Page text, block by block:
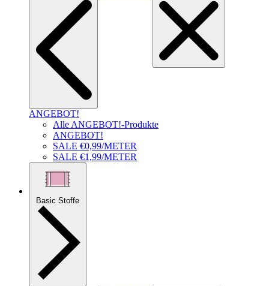
ANGEBOT!
Alle ANGEBOT!-Produkte
ANGEBOT!
SALE €0,99/METER
SALE €1,99/METER
Basic Stoffe